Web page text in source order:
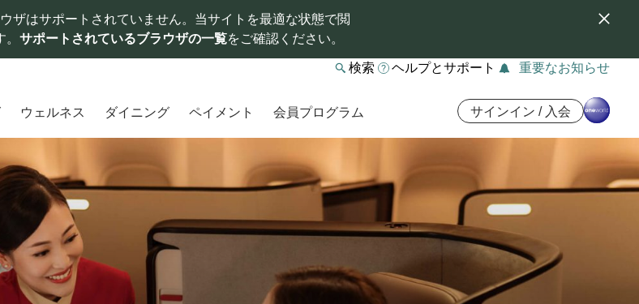
ザはサポートされていません。当サイトを最適な状態で閲
サポートされているブラウザの一覧をご確認ください。
検索 ヘルプとサポート 重要なお知らせ
ウェルネス ダイニング ペイメント 会員プログラム サインイン / 入会